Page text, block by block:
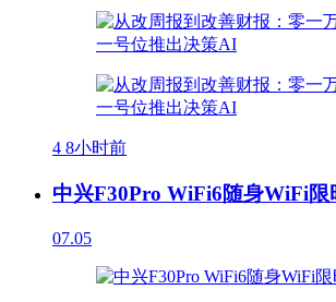
4 8小时前
中兴F30Pro WiFi6随身WiFi限
07.05